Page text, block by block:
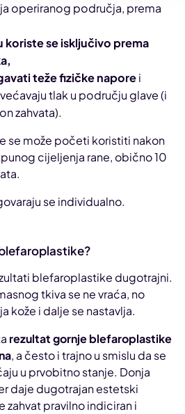
operiranog područja, prema
koriste se isključivo prema
teže fizičke naporei
tlak u području glave (i
zahvata).
se može početi koristiti nakon
cijeljenja rane, obično 10
se individualno.
blefaroplastike dugotrajni.
tkiva se ne vraća, no
kože i dalje se nastavlja.
rezultat gornje blefaroplastike
, a često i trajno u smislu da se
u prvobitno stanje. Donja
daje dugotrajan estetski
zahvat pravilno indiciran i